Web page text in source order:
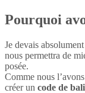
Pourquoi
Je devais
nous permettra de
posée.
Comme nous
créer un code de